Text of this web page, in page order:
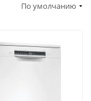
По умолчанию